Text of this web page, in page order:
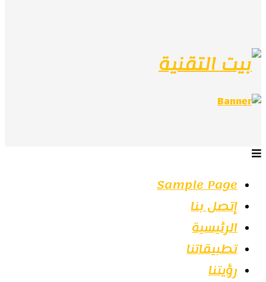
Sample Page
إتصل بنا
الرئيسية
تطبيقاتنا
رؤيتنا